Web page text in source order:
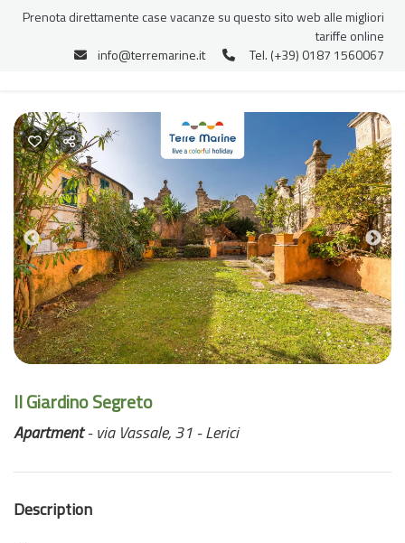
Previous
Il Giardino Segreto
Apartment- via Vassale, 31 - Lerici
Description
Prenota direttamente case vacanze su questo sito web alle migliori
tariffe online
info@terremarine.it
Tel. (+39) 0187 1560067